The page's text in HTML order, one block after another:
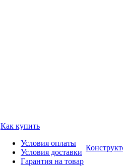
Как купить
Условия оплаты
Условия доставки
Гарантия на товар